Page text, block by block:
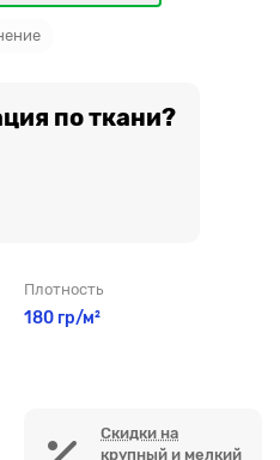
по ткани?
Плотность
180 гр/м²
Скидки на
крупный и мелкий